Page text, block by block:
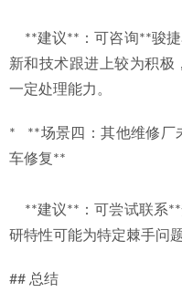
新和技术跟进上较为积极
一定处理能力。
*   **场景四：其他维修厂
车修复**
研特性可能为特定棘手问
## 总结